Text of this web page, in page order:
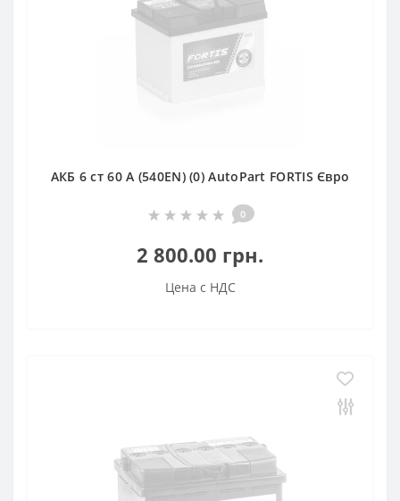
АКБ 6 ст 60 А (540EN) (0) AutoPart FORTIS Євро
0
2 800.00 грн.
Цена с НДС